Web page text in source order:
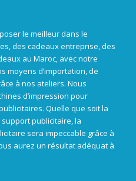
le meilleur dans le
des cadeaux entreprise, des
au Maroc, avec notre
moyens d’importation, de
à nos ateliers. Nous
d’impression pour
Quelle que soit la
publicitaire, la
sera impeccable grâce à
aurez un résultat adéquat à